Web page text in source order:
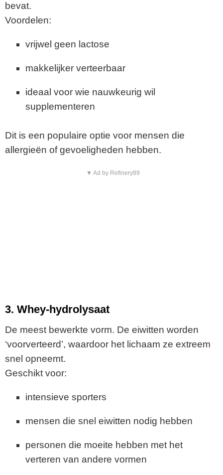
bevat.
Voordelen:
vrijwel geen lactose
makkelijker verteerbaar
ideaal voor wie nauwkeurig wil
supplementeren
Dit is een populaire optie voor mensen die
allergieën of gevoeligheden hebben.
▼ Ad by Refinery89
3. Whey-hydrolysaat
De meest bewerkte vorm. De eiwitten worden
‘voorverteerd’, waardoor het lichaam ze extreem
snel opneemt.
Geschikt voor:
intensieve sporters
mensen die snel eiwitten nodig hebben
personen die moeite hebben met het
verteren van andere vormen